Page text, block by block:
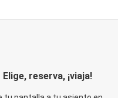
Elige, reserva, ¡viaja!